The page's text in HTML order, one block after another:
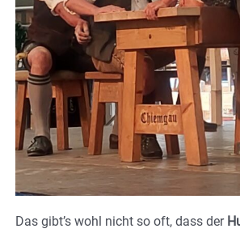
Das gibt’s wohl nicht so oft, dass der